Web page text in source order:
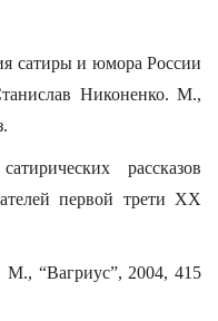
сатиры и юмора России
Никоненко. М.,
рассказов
первой трети ХХ
М., “Вагриус”, 2004, 415